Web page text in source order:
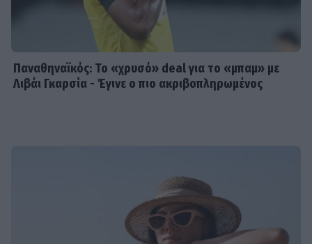
Παναθηναϊκός: Το «χρυσό» deal για το «μπαμ» με
Λιβάι Γκαρσία - Έγινε ο πιο ακριβοπληρωμένος